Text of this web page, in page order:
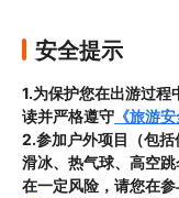
安全提示
1.为保护您在出游过程
读并严格遵守 《旅游
2.参加户外项目（包
滑冰、热气球、高空
在一定风险，请您在